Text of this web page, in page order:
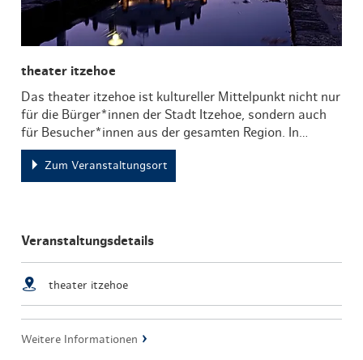
theater itzehoe
Das theater itzehoe ist kultureller Mittelpunkt nicht nur
für die Bürger*innen der Stadt Itzehoe, sondern auch
für Besucher*innen aus der gesamten Region. In…
Zum Veranstaltungsort
Veranstaltungsdetails
theater itzehoe
Weitere Informationen